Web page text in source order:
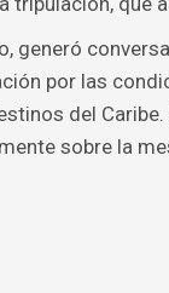
generó
por las
del
sobre la